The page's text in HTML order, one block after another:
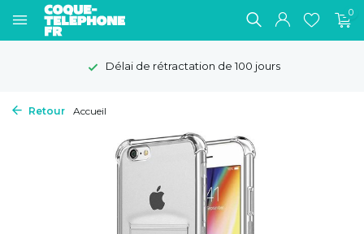
0
Délai de rétractation de 100 jours
Retour Accueil